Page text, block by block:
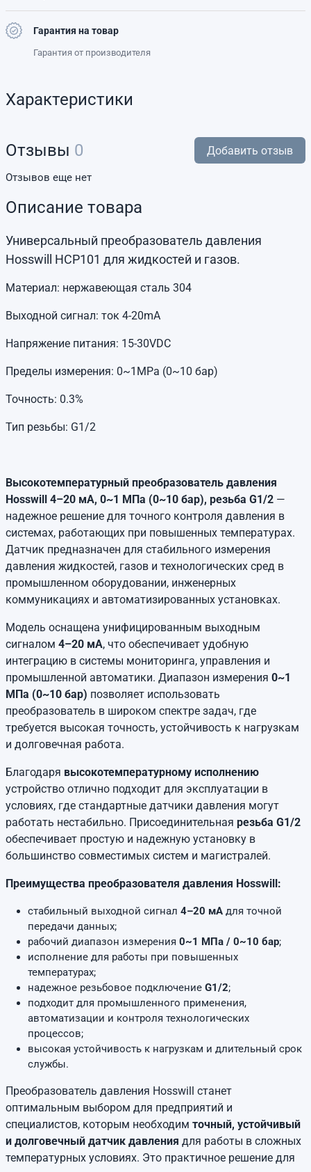
Гарантия на товар
Гарантия от производителя
Характеристики
Отзывы 0 Добавить отзыв
Отзывов еще нет
Описание товара
Универсальный преобразователь давления
Hosswill HCP101 для жидкостей и газов.
Материал: нержавеющая сталь 304
Выходной сигнал: ток 4-20mA
Напряжение питания: 15-30VDC
Пределы измерения: 0~1MPa (0~10 бар)
Точность: 0.3%
Тип резьбы: G1/2
Высокотемпературный преобразователь давления
Hosswill 4–20 мА, 0~1 МПа (0~10 бар), резьба G1/2 —
надежное решение для точного контроля давления в
системах, работающих при повышенных температурах.
Датчик предназначен для стабильного измерения
давления жидкостей, газов и технологических сред в
промышленном оборудовании, инженерных
коммуникациях и автоматизированных установках.
Модель оснащена унифицированным выходным
сигналом 4–20 мА, что обеспечивает удобную
интеграцию в системы мониторинга, управления и
промышленной автоматики. Диапазон измерения 0~1
МПа (0~10 бар) позволяет использовать
преобразователь в широком спектре задач, где
требуется высокая точность, устойчивость к нагрузкам
и долговечная работа.
Благодаря высокотемпературному исполнению
устройство отлично подходит для эксплуатации в
условиях, где стандартные датчики давления могут
работать нестабильно. Присоединительная резьба G1/2
обеспечивает простую и надежную установку в
большинство совместимых систем и магистралей.
Преимущества преобразователя давления Hosswill:
стабильный выходной сигнал 4–20 мА для точной
передачи данных;
рабочий диапазон измерения 0~1 МПа / 0~10 бар;
исполнение для работы при повышенных
температурах;
надежное резьбовое подключение G1/2;
подходит для промышленного применения,
автоматизации и контроля технологических
процессов;
высокая устойчивость к нагрузкам и длительный срок
службы.
Преобразователь давления Hosswill станет
оптимальным выбором для предприятий и
специалистов, которым необходим точный, устойчивый
и долговечный датчик давления для работы в сложных
температурных условиях. Это практичное решение для